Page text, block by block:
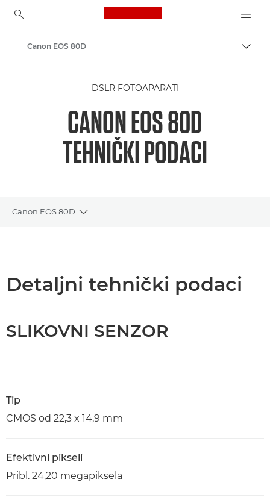
Canon Logo, back to
Canon EOS 80D
DSLR FOTOAPARATI
CANON EOS 80D
TEHNIČKI PODACI
Canon EOS 80D
Toggle breadcrumbs
Detaljni tehnički podaci
SLIKOVNI SENZOR
Tip
CMOS od 22,3 x 14,9 mm
Efektivni pikseli
Pribl. 24,20 megapiksela